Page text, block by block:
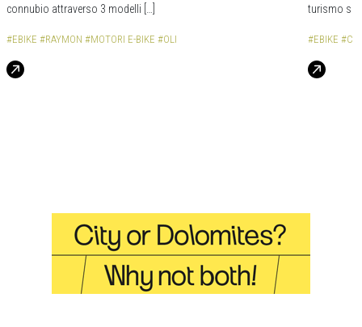
connubio attraverso 3 modelli […]
#EBIKE #RAYMON #MOTORI E-BIKE #OLI
turismo
#EBIKE